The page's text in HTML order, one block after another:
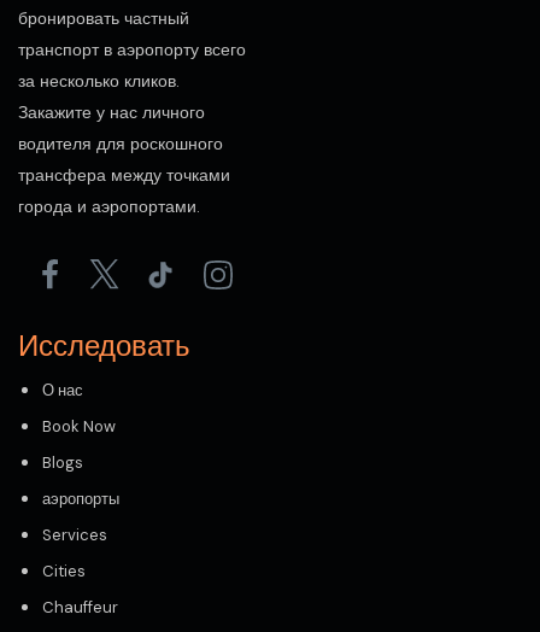
бронировать частный
транспорт в аэропорту всего
за несколько кликов.
Закажите у нас личного
водителя для роскошного
трансфера между точками
города и аэропортами.
Исследовать
О нас
Book Now
Blogs
аэропорты
Services
Cities
Chauffeur